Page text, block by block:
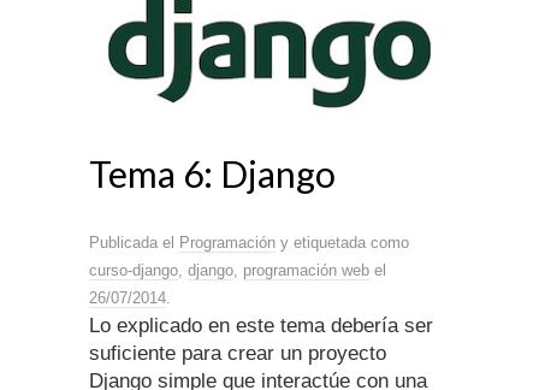
Tema 6: Django
Publicada el Programación y etiquetada como
curso-django, django, programación web el
26/07/2014.
Lo explicado en este tema debería ser
suficiente para crear un proyecto
Django simple que interactúe con una